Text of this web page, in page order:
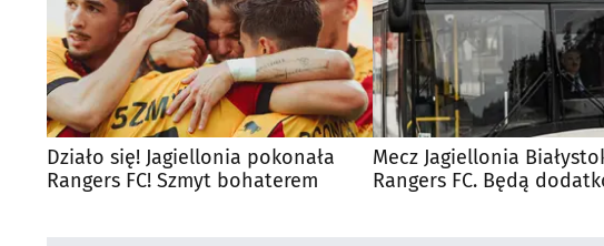
Działo się! Jagiellonia pokonała
Rangers FC! Szmyt bohaterem
Mecz Jagiellonia
Rangers FC. Będą